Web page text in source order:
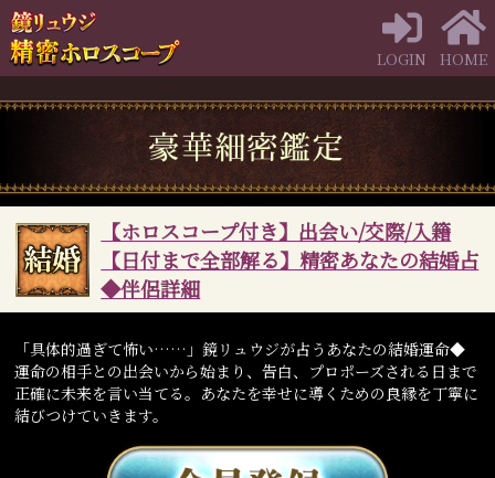
LOGIN HOME
【ホロスコープ付き】出会い/交際/入籍
【日付まで全部解る】精密あなたの結婚占
◆伴侶詳細
「具体的過ぎて怖い……」鏡リュウジが占うあなたの結婚運命◆
運命の相手との出会いから始まり、告白、プロポーズされる日まで
正確に未来を言い当てる。あなたを幸せに導くための良縁を丁寧に
結びつけていきます。